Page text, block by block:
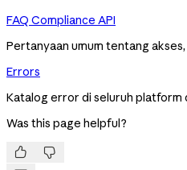
FAQ Compliance API
Pertanyaan umum tentang
Errors
Katalog error di seluruh platform
Was this page helpful?
 